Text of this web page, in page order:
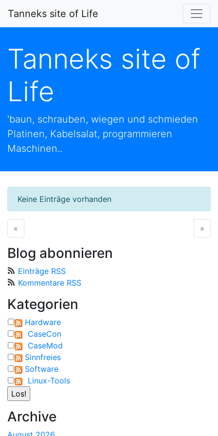
Tanneks site of Life
Tanneks site of
Life
'baun, schrauben, wiegen und schmieden
Platinen, Kabelsalat, programmieren
Maschinen..
Keine Einträge vorhanden
« »
Blog abonnieren
Einträge RSS
Kommentare RSS
Kategorien
Hardware
CaseCon
CaseMod
Sinnfreies
Software
Linux-Tools
Archive